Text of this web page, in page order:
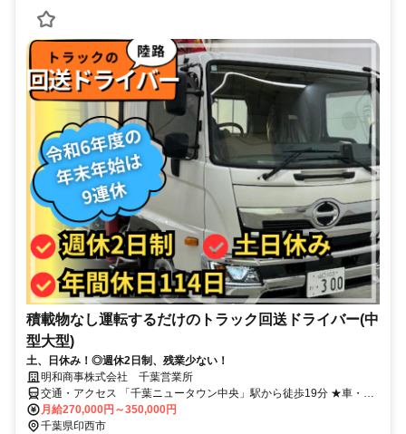
積載物なし運転するだけのトラック回送ドライバー(中
型大型)
土、日休み！◎週休2日制、残業少ない！
明和商事株式会社 千葉営業所
交通・アクセス 「千葉ニュータウン中央」駅から徒歩19分 ★車・バ
イク通勤OK
月給270,000円～350,000円
千葉県印西市